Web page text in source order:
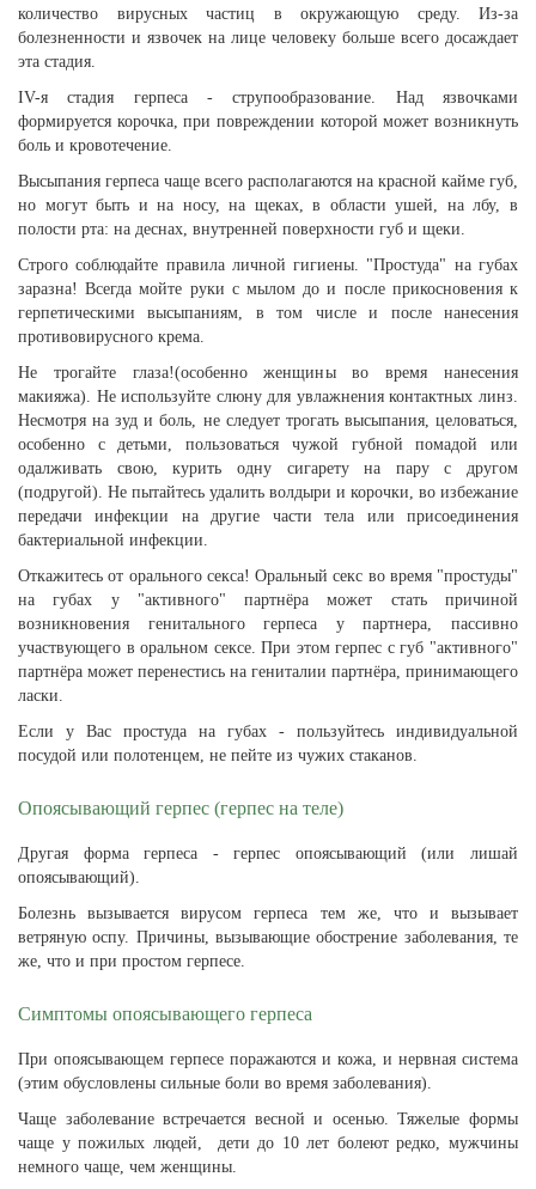
количество вирусных частиц в окружающую среду. Из-за
болезненности и язвочек на лице человеку больше всего досаждает
эта стадия.
IV-я стадия герпеса - струпообразование. Над язвочками
формируется корочка, при повреждении которой может возникнуть
боль и кровотечение.
Высыпания герпеса чаще всего располагаются на красной кайме губ,
но могут быть и на носу, на щеках, в области ушей, на лбу, в
полости рта: на деснах, внутренней поверхности губ и щеки.
Строго соблюдайте правила личной гигиены. "Простуда" на губах
заразна! Всегда мойте руки с мылом до и после прикосновения к
герпетическими высыпаниям, в том числе и после нанесения
противовирусного крема.
Не трогайте глаза!(особенно женщины во время нанесения
макияжа). Не используйте слюну для увлажнения контактных линз.
Несмотря на зуд и боль, не следует трогать высыпания, целоваться,
особенно с детьми, пользоваться чужой губной помадой или
одалживать свою, курить одну сигарету на пару с другом
(подругой). Не пытайтесь удалить волдыри и корочки, во избежание
передачи инфекции на другие части тела или присоединения
бактериальной инфекции.
Откажитесь от орального секса! Оральный секс во время "простуды"
на губах у "активного" партнёра может стать причиной
возникновения генитального герпеса у партнера, пассивно
участвующего в оральном сексе. При этом герпес с губ "активного"
партнёра может перенестись на гениталии партнёра, принимающего
ласки.
Если у Вас простуда на губах - пользуйтесь индивидуальной
посудой или полотенцем, не пейте из чужих стаканов.
Опоясывающий герпес (герпес на теле)
Другая форма герпеса - герпес опоясывающий (или лишай
опоясывающий).
Болезнь вызывается вирусом герпеса тем же, что и вызывает
ветряную оспу. Причины, вызывающие обострение заболевания, те
же, что и при простом герпесе.
Симптомы опоясывающего герпеса
При опоясывающем герпесе поражаются и кожа, и нервная система
(этим обусловлены сильные боли во время заболевания).
Чаще заболевание встречается весной и осенью. Тяжелые формы
чаще у пожилых людей, дети до 10 лет болеют редко, мужчины
немного чаще, чем женщины.